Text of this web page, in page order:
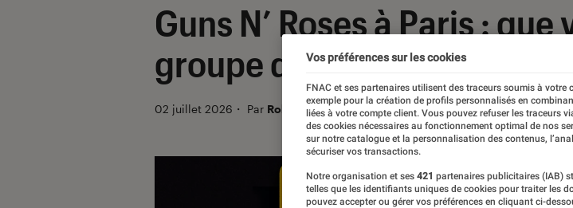
Guns N’ Roses à Paris :
groupe de rock mythique ?
02 juillet 2026 ・ Par Robin Negre
Vos préférences sur les cookies
FNAC et ses partenaires utilisent des traceurs soumis à
exemple pour la création de profils personnalisés en
liées à votre compte client. Vous pouvez refuser les traceurs
des cookies nécessaires au fonctionnement optimal de nos
sur notre catalogue et la personnalisation des contenus,
sécuriser vos transactions.
Notre organisation et ses 421 partenaires publicitaires (IAB)
telles que les identifiants uniques de cookies pour traiter les
pouvez accepter ou gérer vos préférences en cliquant ci-